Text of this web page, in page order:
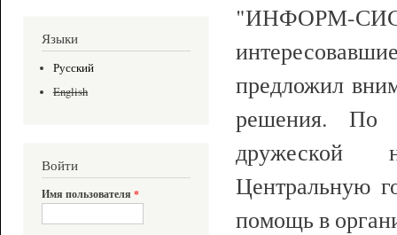
Языки
Русский
English
Войти
Имя пользователя *
"ИНФОРМ-
предложил
решения. По
дружеской
Центральную
помощь в